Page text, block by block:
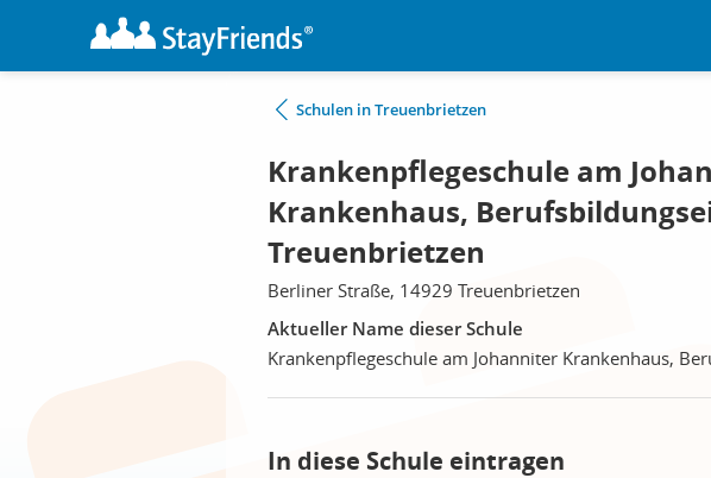
Schulen in Treuenbrietzen
Krankenpflegeschule am
Krankenhaus,
Treuenbrietzen
Berliner Straße, 14929 Treuenbrietzen
Aktueller Name dieser Schule
Krankenpflegeschule am Johanniter Krankenhaus,
In diese Schule eintragen